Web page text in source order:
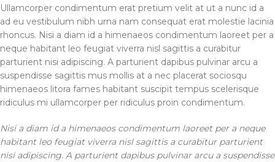
Ullamcorper condimentum erat pretium velit at ut a nunc id a
ad eu vestibulum nibh urna nam consequat erat molestie lacinia
rhoncus. Nisi a diam id a himenaeos condimentum laoreet per a
neque habitant leo feugiat viverra nisl sagittis a curabitur
parturient nisi adipiscing. A parturient dapibus pulvinar arcu a
suspendisse sagittis mus mollis at a nec placerat sociosqu
himenaeos litora fames habitant suscipit tempus scelerisque
ridiculus mi ullamcorper per ridiculus proin condimentum.
Nisi a diam id a himenaeos condimentum laoreet per a neque
habitant leo feugiat viverra nisl sagittis a curabitur parturient
nisi adipiscing. A parturient dapibus pulvinar arcu a suspendisse